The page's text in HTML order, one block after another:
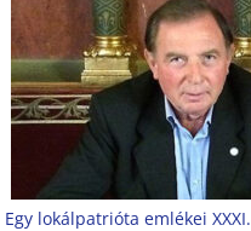
Egy lokálpatrióta emlékei XXXI.